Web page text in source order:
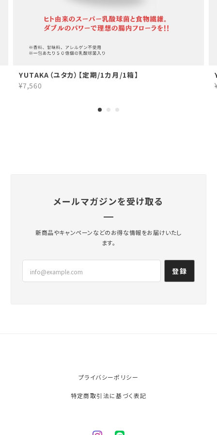
YUTAKA（ユタカ）【定期/1カ月/1箱】
¥7,560
メールマガジンを受け取る
新商品やキャンペーンなどのお得な情報をお届けいたし
ます。
登録
プライバシーポリシー
特定商取引法に基づく表記